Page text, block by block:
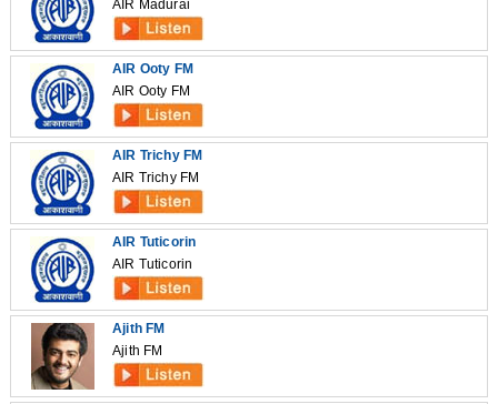
AIR Madurai
AIR Ooty FM
AIR Ooty FM
AIR Trichy FM
AIR Trichy FM
AIR Tuticorin
AIR Tuticorin
Ajith FM
Ajith FM